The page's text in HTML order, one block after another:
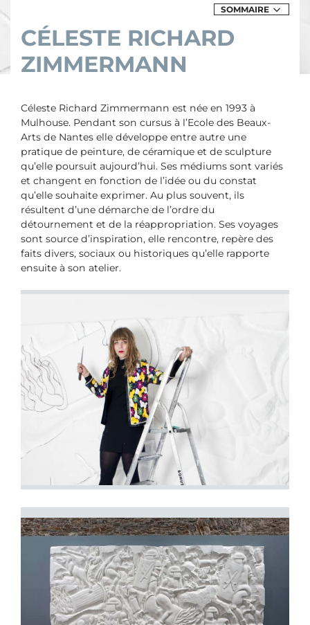
SOMMAIRE
DES
ZIMMERMANN
CÉLESTE RICHARD
ZIMMERMANN
Céleste Richard Zimmermann est née en 1993 à
Mulhouse. Pendant son cursus à l’Ecole des Beaux-
Arts de Nantes elle développe entre autre une
pratique de peinture, de céramique et de sculpture
qu’elle poursuit aujourd’hui. Ses médiums sont variés
et changent en fonction de l’idée ou du constat
qu’elle souhaite exprimer. Au plus souvent, ils
résultent d’une démarche de l’ordre du
détournement et de la réappropriation. Ses voyages
sont source d’inspiration, elle rencontre, repère des
faits divers, sociaux ou historiques qu’elle rapporte
ensuite à son atelier.